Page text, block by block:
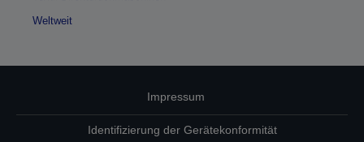
Weltweit
Impressum
Identifizierung der Gerätekonformität